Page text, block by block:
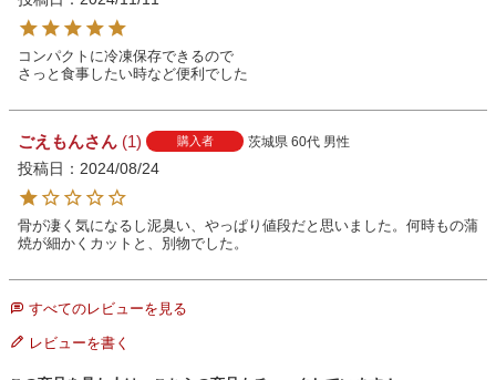
コンパクトに冷凍保存できるので
さっと食事したい時など便利でした
ごえもん 1 購入者 茨城県 60代 男性
投稿日 2024/08/24
骨が凄く気になるし泥臭い、やっぱり値段だと思いました。何時もの蒲
焼が細かくカットと、別物でした。
すべてのレビューを見る
レビューを書く